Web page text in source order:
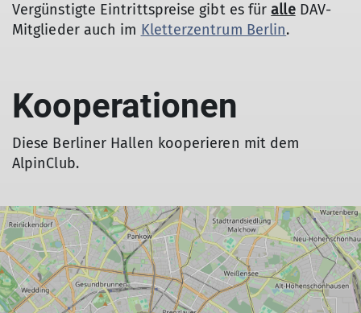
Vergünstigte Eintrittspreise gibt es füralleDAV-
Mitglieder auch im Kletterzentrum Berlin.
Kooperationen
Diese Berliner Hallen kooperieren mit dem
AlpinClub.